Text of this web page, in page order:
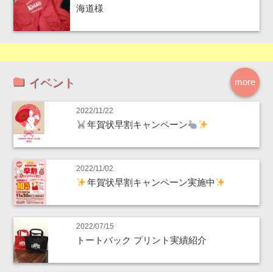
海道様
more
イベント
2022/11/22
年賀状早割キャンペーン
2022/11/02
年賀状早割キャンペーン実施中
2022/07/15
トートバック プリント実績紹介